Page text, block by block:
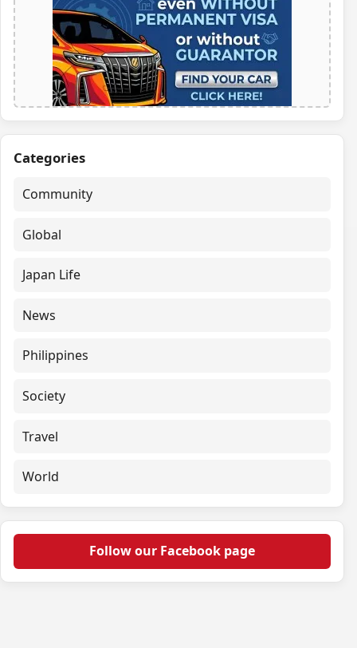
Categories
Community
Global
Japan Life
News
Philippines
Society
Travel
World
Follow our Facebook page